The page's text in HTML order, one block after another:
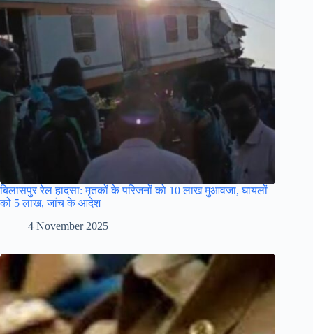
बिलासपुर रेल हादसा: मृतकों के परिजनों को 10 लाख मुआवजा, घायलों
को 5 लाख, जांच के आदेश
4 November 2025